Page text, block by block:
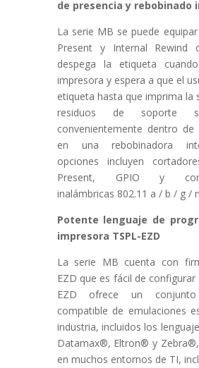
de presencia y rebobinado
La serie MB se puede
Present y Internal Rewind
despega la etiqueta
impresora y espera a que el
etiqueta hasta que imprima la
residuos de soporte
convenientemente dentro
en una rebobinadora
opciones incluyen
Present, GPIO y
inalámbricas 802.11 a / b / g /
Potente lenguaje de
impresora TSPL-EZD
La serie MB cuenta con
EZD que es fácil de configurar
EZD ofrece un conjunto
compatible de emulaciones
industria, incluidos los
Datamax®, Eltron® y
en muchos entornos de TI,